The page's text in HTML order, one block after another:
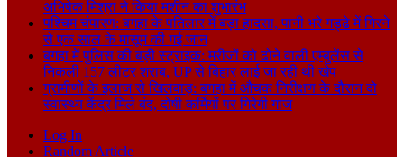
अभिषेक मिश्रा ने किया मशीन का शुभारंभ
पश्चिम चंपारण: बगहा के पतिलार में बड़ा हादसा, पानी भरे गड्ढे में गिरने
से एक साल के मासूम की गई जान
बगहा में पुलिस की बड़ी स्ट्राइक: मरीजों को ढोने वाली एम्बुलेंस से
निकली 157 लीटर शराब, UP से बिहार लाई जा रही थी खेप
ग्रामीणों के इलाज से खिलवाड़: बगहा में औचक निरीक्षण के दौरान दो
स्वास्थ्य केंद्र मिले बंद, दोषी कर्मियों पर गिरेगी गाज
Log In
Random Article